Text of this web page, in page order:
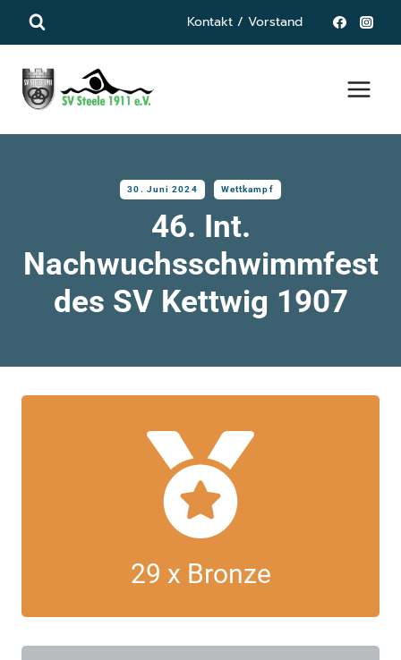
Inhalt
Kontakt / Vorstand
30. Juni 2024 Wettkampf
46. Int.
Nachwuchsschwimmfest
des SV Kettwig 1907
29 x Bronze